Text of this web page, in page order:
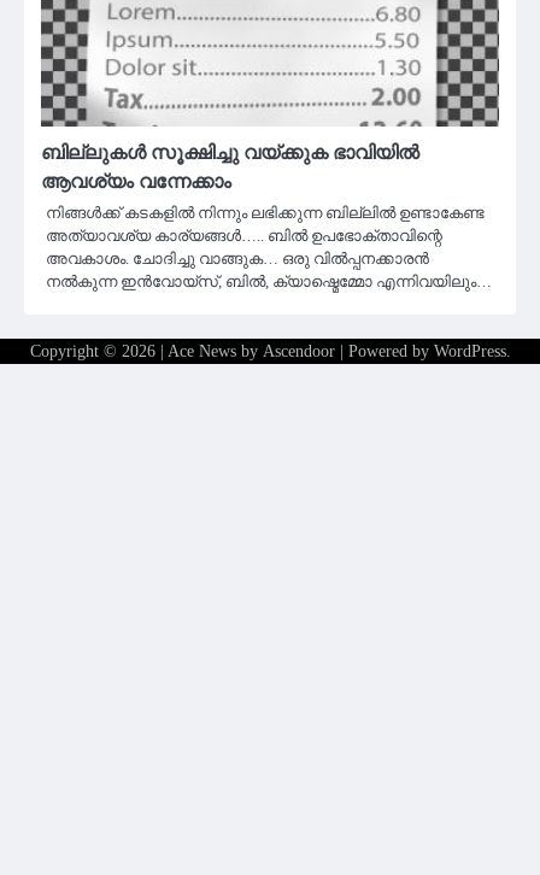
ബില്ലുകൾ സൂക്ഷിച്ചു വയ്ക്കുക ഭാവിയിൽ
ആവശ്യം വന്നേക്കാം
നിങ്ങൾക്ക് കടകളിൽ നിന്നും ലഭിക്കുന്ന ബില്ലിൽ ഉണ്ടാകേണ്ട
അത്യാവശ്യ കാര്യങ്ങൾ….. ബിൽ ഉപഭോക്താവിന്റെ
അവകാശം. ചോദിച്ചു വാങ്ങുക… ഒരു വിൽപ്പനക്കാരൻ
നൽകുന്ന ഇൻവോയ്‌സ്‌, ബിൽ, ക്യാഷ്മെമ്മോ എന്നിവയിലും…
Copyright © 2026 | Ace News by Ascendoor| Powered by WordPress.